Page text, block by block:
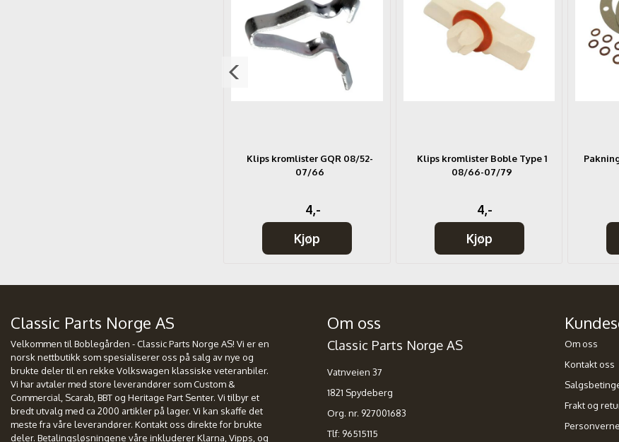
Klips kromlister GQR 08/52-
07/66
4,-
Kjøp
Klips kromlister Boble Type 1
08/66-07/79
4,-
Kjøp
Classic Parts Norge AS
Velkommen til Boblegården - Classic Parts Norge AS! Vi er en
norsk nettbutikk som spesialiserer oss på salg av nye og
brukte deler til en rekke Volkswagen klassiske veteranbiler.
Vi har avtaler med store leverandører som Custom &
Commercial, Scarab, BBT og Heritage Part Senter. Vi tilbyr et
bredt utvalg med ca 2000 artikler på lager. Vi kan skaffe det
meste fra våre leverandører. Kontakt oss direkte for brukte
deler. Betalingsløsningene våre inkluderer Klarna, Vipps, og
Om oss
Classic Parts Norge AS
Vatnveien 37
1821 Spydeberg
Org. nr. 927001683
Tlf: 96515115
Om oss
Kontakt oss
Frakt og